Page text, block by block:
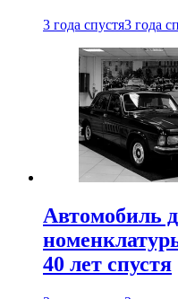
3 года спустя3 года
Автомобиль
40 лет спустя